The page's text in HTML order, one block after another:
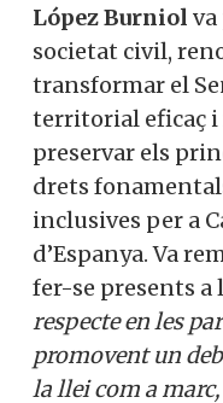
López Burniol
societat civil,
transformar el
territorial eficaç
preservar els
drets
inclusives per a
d’Espanya. Va
fer-se presents a
respecte en les
promovent un
la llei com a